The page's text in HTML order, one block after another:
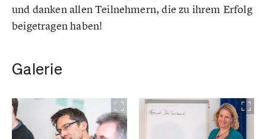
und danken allen Teilnehmern, die zu ihrem Erfolg
beigetragen haben!
Galerie